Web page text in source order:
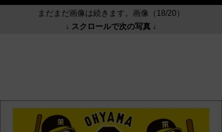
まだまだ画像は続きます。画像（18/20）
↓ スクロールで次の写真 ↓